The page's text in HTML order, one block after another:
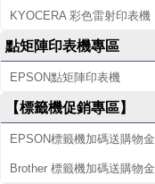
KYOCERA 彩色雷射印表機
點矩陣印表機專區
EPSON點矩陣印表機
【標籤機促銷專區】
EPSON標籤機加碼送購物金
Brother 標籤機加碼送購物金